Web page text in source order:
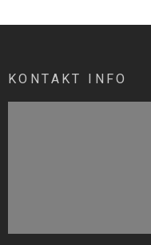
KONTAKT INFO